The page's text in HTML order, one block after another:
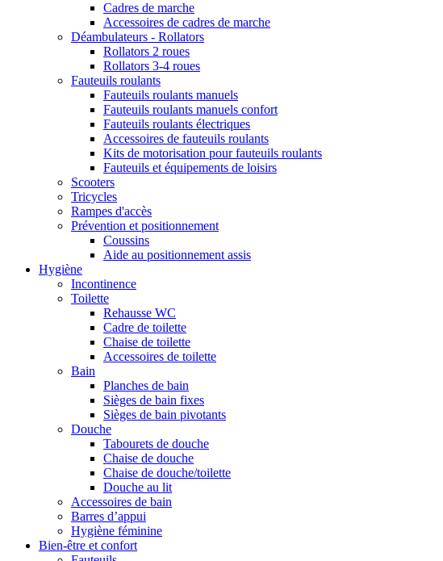
Cadres de marche
Accessoires de cadres de marche
Déambulateurs - Rollators
Rollators 2 roues
Rollators 3-4 roues
Fauteuils roulants
Fauteuils roulants manuels
Fauteuils roulants manuels confort
Fauteuils roulants électriques
Accessoires de fauteuils roulants
Kits de motorisation pour fauteuils roulants
Fauteuils et équipements de loisirs
Scooters
Tricycles
Rampes d'accès
Prévention et positionnement
Coussins
Aide au positionnement assis
Hygiène
Incontinence
Toilette
Rehausse WC
Cadre de toilette
Chaise de toilette
Accessoires de toilette
Bain
Planches de bain
Sièges de bain fixes
Sièges de bain pivotants
Douche
Tabourets de douche
Chaise de douche
Chaise de douche/toilette
Douche au lit
Accessoires de bain
Barres d’appui
Hygiène féminine
Bien-être et confort